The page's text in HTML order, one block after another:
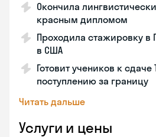
Окончила
красным дипломом
Проходила стажировку в
в США
Готовит учеников к сдаче
поступлению за границу
Читать дальше
Услуги и цены